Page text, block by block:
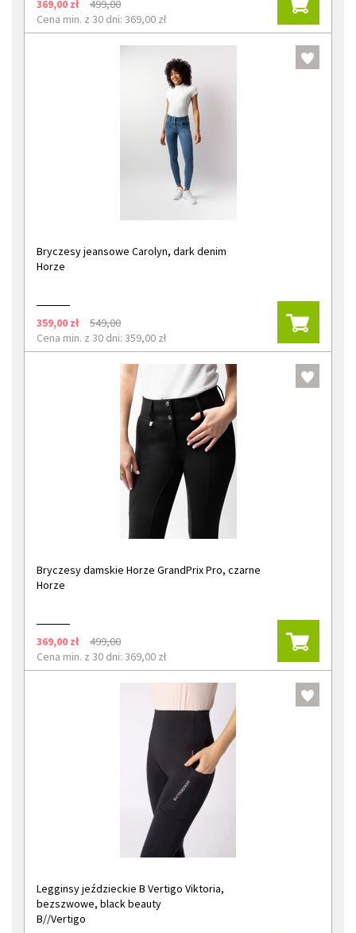
369,00 zł
499,00
Cena min. z 30 dni: 369,00 zł
Bryczesy jeansowe Carolyn, dark denim
Horze
359,00 zł
549,00
Cena min. z 30 dni: 359,00 zł
Bryczesy damskie Horze GrandPrix Pro, czarne
Horze
369,00 zł
499,00
Cena min. z 30 dni: 369,00 zł
Legginsy jeździeckie B Vertigo Viktoria,
bezszwowe, black beauty
B//Vertigo